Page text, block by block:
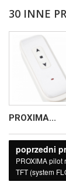
30 INNE
PROXIMA...
poprzedni
PROXIMA pilot
TFT (system